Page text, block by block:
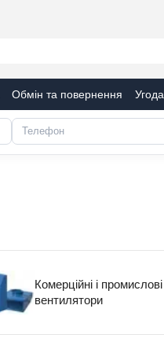
Обмін та повернення
Комерційні і промислові
вентилятори